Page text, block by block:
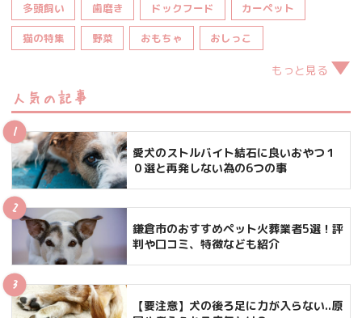
多頭飼い 歯磨き ドックフード カーペット
猫の特集 野菜 おもちゃ おしっこ
もっと見る
人気の記事
愛犬のストルバイト結石に良いおやつ１
０選と再発しない為の6つの事
鎌倉市のおすすめペット火葬業者5選！評
判や口コミ、特徴なども紹介
【要注意】犬の後ろ足に力が入らない..原